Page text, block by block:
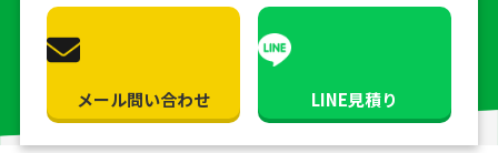
メール問い合わせ LINE見積り